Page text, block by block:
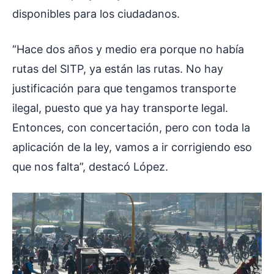
disponibles para los ciudadanos.
“Hace dos años y medio era porque no había
rutas del SITP, ya están las rutas. No hay
justificación para que tengamos transporte
ilegal, puesto que ya hay transporte legal.
Entonces, con concertación, pero con toda la
aplicación de la ley, vamos a ir corrigiendo eso
que nos falta”, destacó López.